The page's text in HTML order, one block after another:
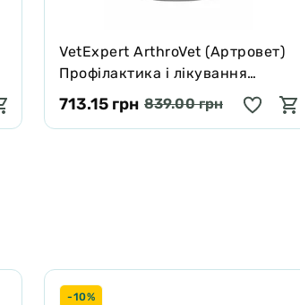
VetExpert ArthroVet (Артровет)
Профілактика і лікування
порушень функцій суглобових
хрящів і суглобів 60 табл
713.15 грн 839.00 грн
-10%